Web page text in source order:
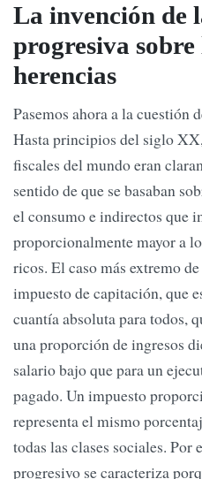
La invención de
progresiva
herencias
Pasemos ahora a la cuestión
Hasta principios del siglo
fiscales del mundo eran
sentido de que se basaban
el consumo e indirectos que
proporcionalmente mayor a
ricos. El caso más extremo
impuesto de capitación, que
cuantía absoluta para todos,
una proporción de ingresos
salario bajo que para un
pagado. Un impuesto
representa el mismo
todas las clases sociales.
progresivo se caracteriza